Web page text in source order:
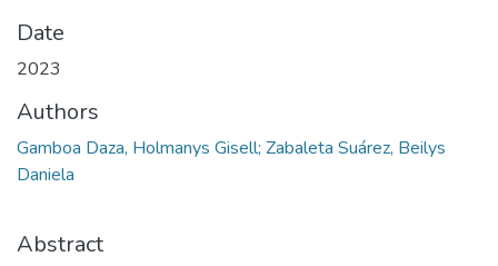
Date
2023
Authors
Gamboa Daza, Holmanys Gisell; Zabaleta Suárez, Beilys
Daniela
Abstract